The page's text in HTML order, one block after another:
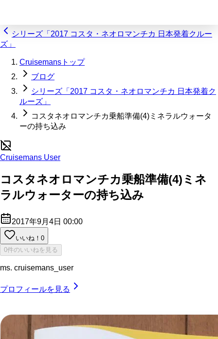
シリーズ「2017 コスタ・ネオロマンチカ 日本発着クルー
ズ」
Cruisemansトップ
ブログ
シリーズ「2017 コスタ・ネオロマンチカ 日本発着ク
ルーズ」
コスタネオロマンチカ乗船準備(4)ミネラルウォータ
ーの持ち込み
Cruisemans User
コスタネオロマンチカ乗船準備(4)ミネ
ラルウォーターの持ち込み
2017年9月4日 00:00
いいね！ 0
0件のいいねを見る
ms. cruisemans_user
プロフィールを見る